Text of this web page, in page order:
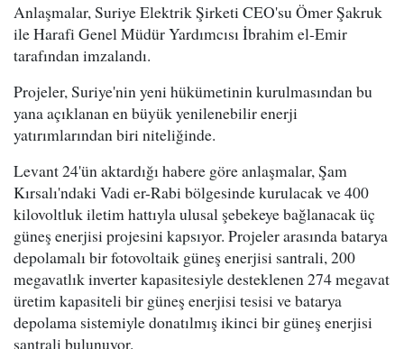
Anlaşmalar, Suriye Elektrik Şirketi CEO'su Ömer Şakruk
ile Harafi Genel Müdür Yardımcısı İbrahim el-Emir
tarafından imzalandı.
Projeler, Suriye'nin yeni hükümetinin kurulmasından bu
yana açıklanan en büyük yenilenebilir enerji
yatırımlarından biri niteliğinde.
Levant 24'ün aktardığı habere göre anlaşmalar, Şam
Kırsalı'ndaki Vadi er-Rabi bölgesinde kurulacak ve 400
kilovoltluk iletim hattıyla ulusal şebekeye bağlanacak üç
güneş enerjisi projesini kapsıyor. Projeler arasında batarya
depolamalı bir fotovoltaik güneş enerjisi santrali, 200
megavatlık inverter kapasitesiyle desteklenen 274 megavat
üretim kapasiteli bir güneş enerjisi tesisi ve batarya
depolama sistemiyle donatılmış ikinci bir güneş enerjisi
santrali bulunuyor.